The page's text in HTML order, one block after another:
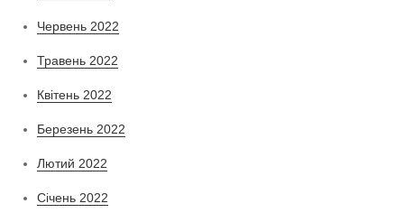
Червень 2022
Травень 2022
Квітень 2022
Березень 2022
Лютий 2022
Січень 2022